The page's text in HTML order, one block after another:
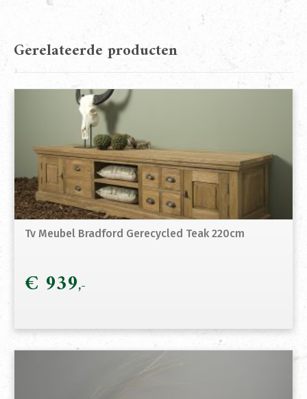
Gerelateerde producten
Tv Meubel Bradford Gerecycled Teak 220cm
€ 939